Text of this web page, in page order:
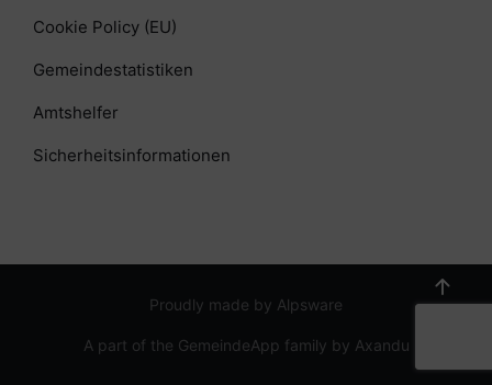
Cookie Policy (EU)
Gemeindestatistiken
Amtshelfer
Sicherheitsinformationen
Proudly made by Alpsware
A part of the GemeindeApp family by Axandu